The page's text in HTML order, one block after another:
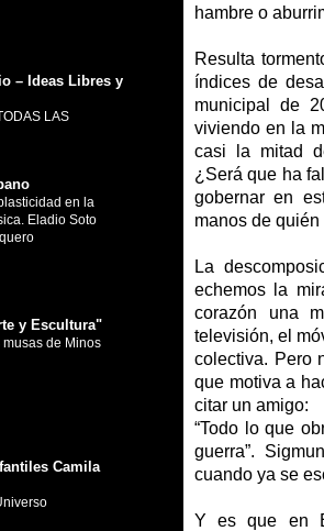
hambre o
Resulta
índices de
municipal de
viviendo en la
casi la mitad
¿Será que ha
gobernar en
manos de
La
echemos la
corazón una
televisión, el
colectiva. Pero
que motiva a
citar un amigo:
“Todo lo que
guerra”.
cuando ya se
Y es que en
– Ideas Libres y
LAS
en la
Eladio Soto
y Escultura"
musas de Minos
Camila